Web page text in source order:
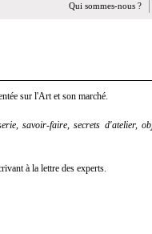
Qui sommes-nous ?
sur l'Art et son marché.
savoir-faire, secrets d'atelier,
à la lettre des experts.